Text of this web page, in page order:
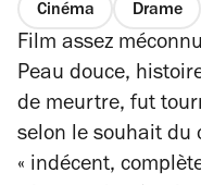
Cinéma Drame
Film assez
Peau douce,
de meurtre, fut
selon le souhait du
« indécent,